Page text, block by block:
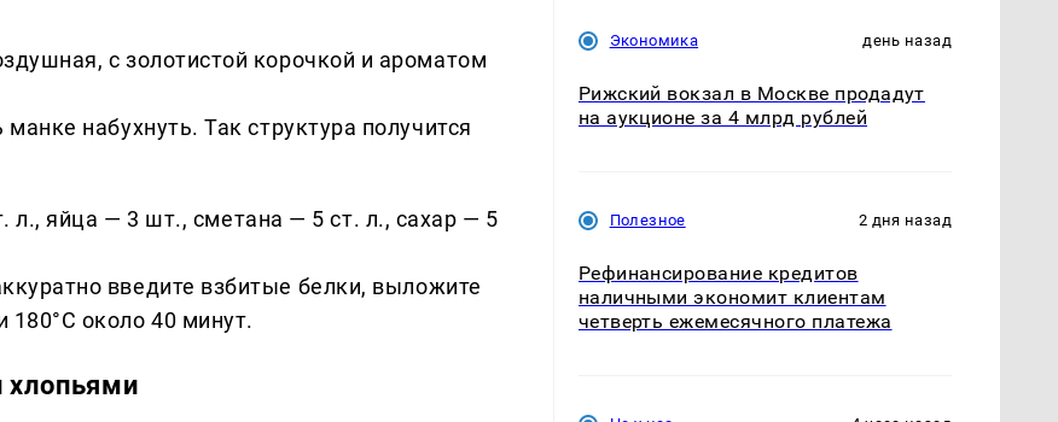
с золотистой корочкой и ароматом
набухнуть. Так структура получится
л., яйца — 3 шт., сметана — 5 ст. л., сахар — 5
введите взбитые белки, выложите
около 40 минут.
хлопьями
Экономика день назад
Рижский вокзал в Москве продадут
на аукционе за 4 млрд рублей
Полезное 2 дня назад
Рефинансирование кредитов
наличными экономит клиентам
четверть ежемесячного платежа